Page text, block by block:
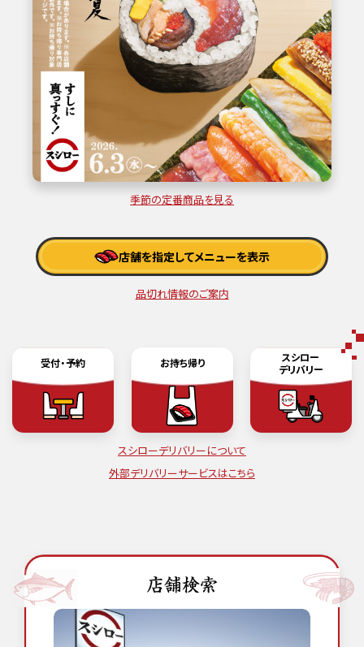
季節の定番商品を見る
店舗を指定してメニューを表示
品切れ情報のご案内
受付・予約 お持ち帰り
スシロー
デリバリー
スシローデリバリーについて
外部デリバリーサービスはこちら